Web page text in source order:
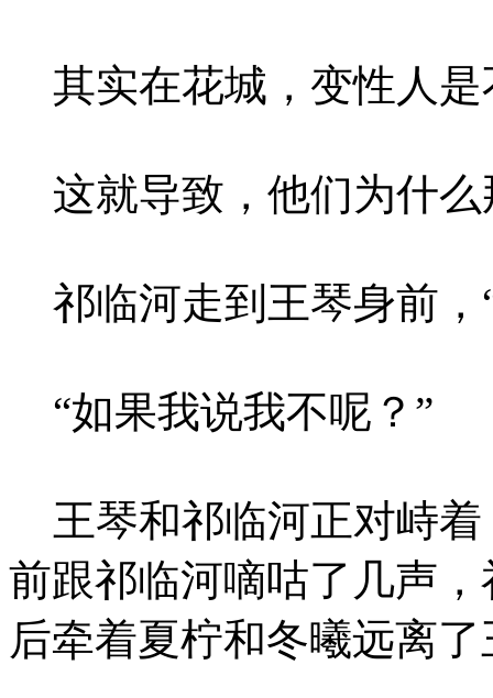
其实在花城，变性人是
这就导致，他们为什么
祁临河走到王琴身前，
“如果我说我不呢？”
王琴和祁临河正对峙着
前跟祁临河嘀咕了几声
后牵着夏柠和冬曦远离